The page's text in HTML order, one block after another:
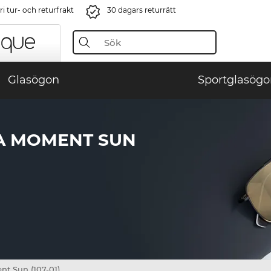
tur- och returfrakt 30 dagars returrätt
Glasögon
MOMENT SUN